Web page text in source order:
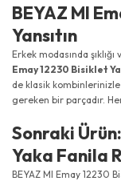
BEYAZ MI
Yansıtın
Erkek modasında
Emay 12230 Bisiklet
de klasik
gereken bir parçadır.
Sonraki
Yaka Fanila
BEYAZ MI Emay 12230